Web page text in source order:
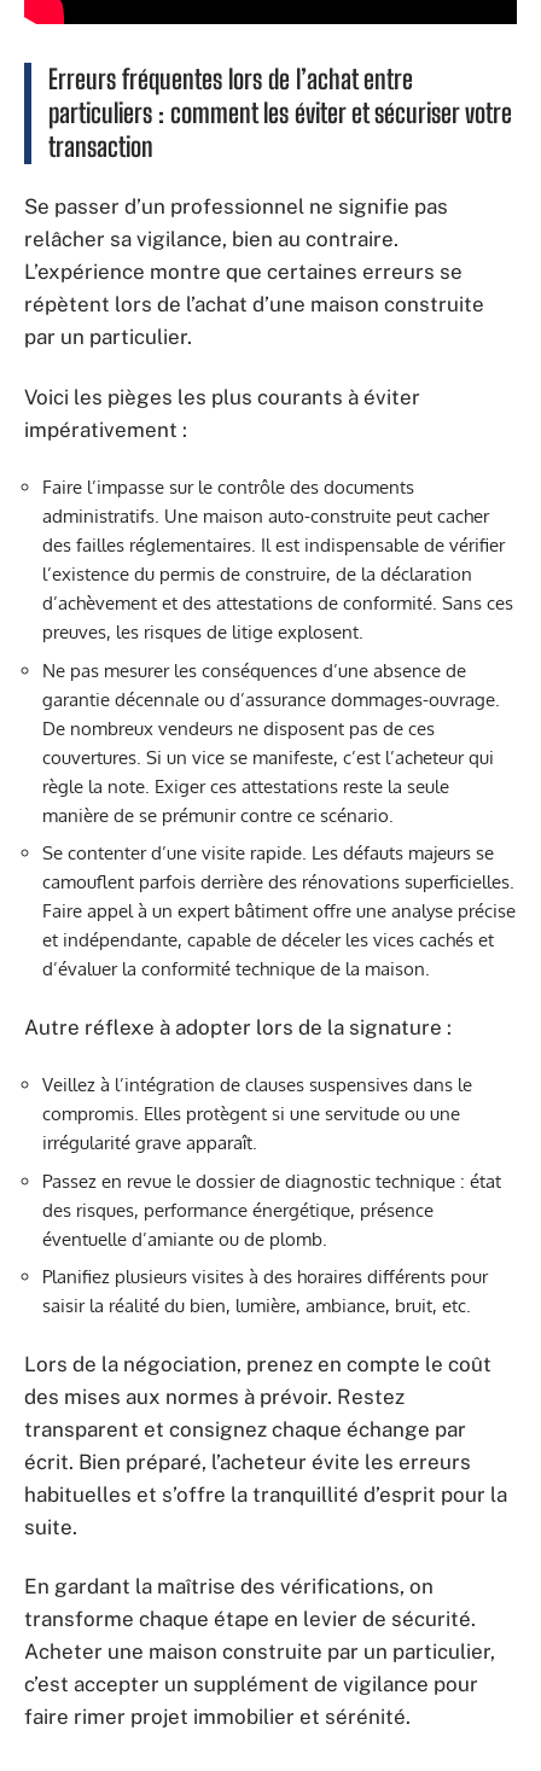
Erreurs fréquentes lors de l’achat entre
particuliers : comment les éviter et sécuriser votre
transaction
Se passer d’un professionnel ne signifie pas
relâcher sa vigilance, bien au contraire.
L’expérience montre que certaines erreurs se
répètent lors de l’achat d’une maison construite
par un particulier.
Voici les pièges les plus courants à éviter
impérativement :
Faire l’impasse sur le contrôle des documents
administratifs. Une maison auto-construite peut cacher
des failles réglementaires. Il est indispensable de vérifier
l’existence du permis de construire, de la déclaration
d’achèvement et des attestations de conformité. Sans ces
preuves, les risques de litige explosent.
Ne pas mesurer les conséquences d’une absence de
garantie décennale ou d’assurance dommages-ouvrage.
De nombreux vendeurs ne disposent pas de ces
couvertures. Si un vice se manifeste, c’est l’acheteur qui
règle la note. Exiger ces attestations reste la seule
manière de se prémunir contre ce scénario.
Se contenter d’une visite rapide. Les défauts majeurs se
camouflent parfois derrière des rénovations superficielles.
Faire appel à un expert bâtiment offre une analyse précise
et indépendante, capable de déceler les vices cachés et
d’évaluer la conformité technique de la maison.
Autre réflexe à adopter lors de la signature :
Veillez à l’intégration de clauses suspensives dans le
compromis. Elles protègent si une servitude ou une
irrégularité grave apparaît.
Passez en revue le dossier de diagnostic technique : état
des risques, performance énergétique, présence
éventuelle d’amiante ou de plomb.
Planifiez plusieurs visites à des horaires différents pour
saisir la réalité du bien, lumière, ambiance, bruit, etc.
Lors de la négociation, prenez en compte le coût
des mises aux normes à prévoir. Restez
transparent et consignez chaque échange par
écrit. Bien préparé, l’acheteur évite les erreurs
habituelles et s’offre la tranquillité d’esprit pour la
suite.
En gardant la maîtrise des vérifications, on
transforme chaque étape en levier de sécurité.
Acheter une maison construite par un particulier,
c’est accepter un supplément de vigilance pour
faire rimer projet immobilier et sérénité.